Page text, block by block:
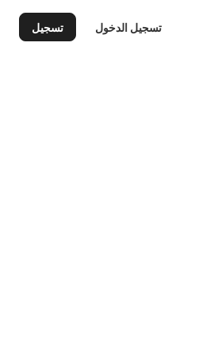
تسجيل الدخول تسجيل